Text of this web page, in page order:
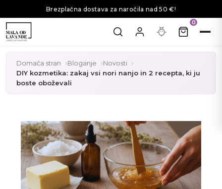
Brezplačna dostava za naročila nad 50 €!
0
Domača stran Bloganje
Novosti
DIY kozmetika: zakaj vsi nori nanjo in 2 recepta, ki ju
boste oboževali